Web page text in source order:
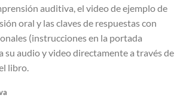
auditiva, el video de ejemplo de
oral y las claves de respuestas con
(instrucciones en la portada
su audio y video directamente a través de
libro.